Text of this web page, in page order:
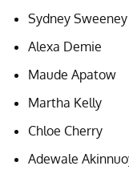
Sydney Sweeney
Alexa Demie
Maude Apatow
Martha Kelly
Chloe Cherry
Adewale